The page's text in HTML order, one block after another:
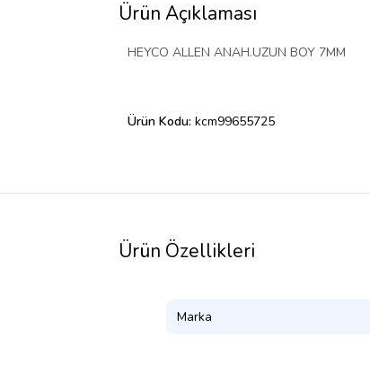
Ürün Açıklaması
HEYCO ALLEN ANAH.UZUN BOY 7MM
Ürün Kodu: kcm99655725
Ürün Özellikleri
Marka